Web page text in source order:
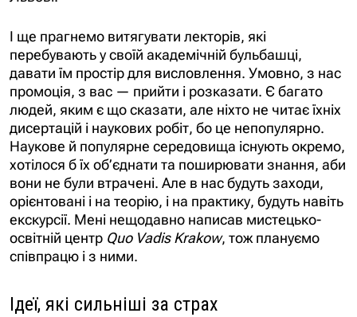
І ще прагнемо витягувати лекторів, які
перебувають у своїй академічній бульбашці,
давати їм простір для висловлення. Умовно, з нас
промоція, з вас — прийти і розказати. Є багато
людей, яким є що сказати, але ніхто не читає їхніх
дисертацій і наукових робіт, бо це непопулярно.
Наукове й популярне середовища існують окремо,
хотілося б їх об’єднати та поширювати знання, аби
вони не були втрачені. Але в нас будуть заходи,
орієнтовані і на теорію, і на практику, будуть навіть
екскурсії. Мені нещодавно написав мистецько-
освітній центр Quo Vadis Krakow, тож плануємо
співпрацю і з ними.
Ідеї, які сильніші за страх